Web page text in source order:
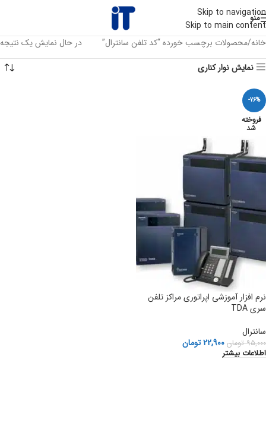
Skip to navigation
Skip to main content
منو
خانه محصولات برچسب خورده “کد تلفن سانترال”
در حال نمایش یک نتیجه
نمایش نوار کناری
-76%
فروخته
شد
نرم افزار آموزشی ‫اپراتوري مراكز تلفن
سری TDA
سانترال
95,000 تومان 22,900تومان
اطلاعات بیشتر